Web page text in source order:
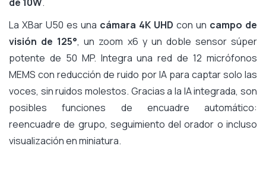
La XBar U50 es una cámara 4K UHD con un campo de
visión de 125°, un zoom x6 y un doble sensor súper
potente de 50 MP. Integra una red de 12 micrófonos
MEMS con reducción de ruido por IA para captar solo las
voces, sin ruidos molestos. Gracias a la IA integrada, son
posibles funciones de encuadre automático:
reencuadre de grupo, seguimiento del orador o incluso
visualización en miniatura.